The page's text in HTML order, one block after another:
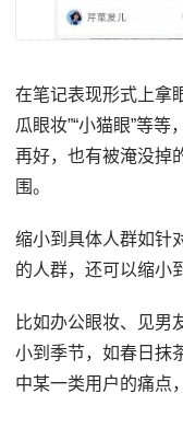
在笔记表现形式上拿
瓜眼妆”“小猫眼”等
再好，也有被淹没掉
围。
缩小到具体人群如针
的人群，还可以缩小
比如办公眼妆、见男
小到季节，如春日抹
中某一类用户的痛点